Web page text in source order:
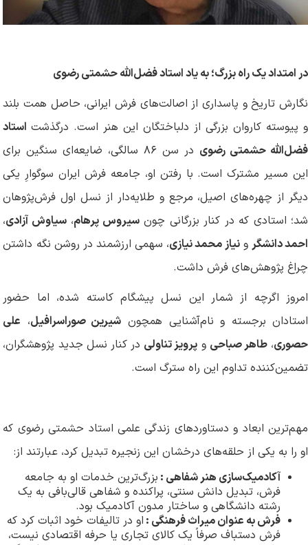
در امتداد یک راه بزرگ؛ به یاد استاد فضل‌الله حشمتی رضوی
نگارش تاریخ و پاسداری از اصالت‌های فرش ایرانی، حاصل همت بلند
و پیوسته کاروان بزرگی از دلباختگان این هنر است. درگذشت استاد
فضل‌الله حشمتی رضوی
در سن ۸۶ سالگی، ضایعه‌ای سنگین برای
این مسیر مشترک است. با رفتن او، جامعه فرش ایران سوگوارِ یکی
دیگر از چهره‌های اصیل، مرجع و طلایه‌دار از نسل اول فرش‌پژوهان
شد؛ استادی که در کنار بزرگانی چونسیروس پرهام،سیاوش آزادی،
احمد دانشگر ونیاز محمد نیازی، سهمی ارزشمند در روشن نگه داشتن
چراغ پژوهش‌های فرش داشت.
امروز اگرچه از شمار این نسل پیشگام کاسته شده، اما حضور
استادان برجسته و نام‌آشنایی همچون شیرین صوراسرافیل، علی
حصوری،طاهر صباحی و پرویز تناولی در کنار نسل جدید پژوهشگران،
تضمین‌کننده تداوم این راه سترگ است.
مهم‌ترین ابعاد و دستاوردهای زندگی علمی استاد حشمتی رضوی که
او را به یکی از حلقه‌های درخشان این زنجیره تبدیل کرد، عبارتند از:
آکادمیک‌سازی هنر شفاهی : بزرگ‌ترین خدمات او به جامعه
فرش، تبدیل دانش سنتی، پراکنده و شفاهی قالی‌بافی به یک
رشته دانشگاهی و ساختار مدون آکادمیک بود.
فرش به عنوان میراث فرهنگی : او در تالیفات خود اثبات کرد که
فرش دستباف صرفاً یک کالای تجاری یا حرفه اقتصادی نیست،